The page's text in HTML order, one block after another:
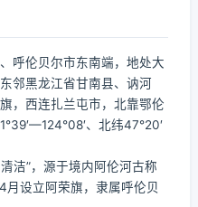
呼伦贝尔市东南端，地处大
邻黑龙江省甘南县、讷河
，西连扎兰屯市，北靠鄂伦
、北纬47°20′
洁”，源于境内阿伦河古称
月设立阿荣旗，隶属呼伦贝